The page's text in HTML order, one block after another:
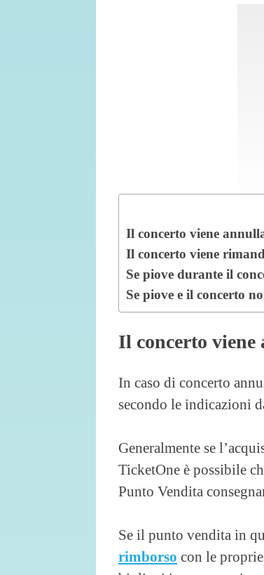
Il concerto viene
Il concerto viene
Se piove durante il
Se piove e il concerto
Il concerto viene
In caso di concerto
secondo le indicazioni
Generalmente se
TicketOne è possibile
Punto Vendita
Se il punto vendita in
rimborso con le